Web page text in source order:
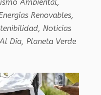
Ambiental,
Renovables,
,Noticias
Día,Planeta Verde